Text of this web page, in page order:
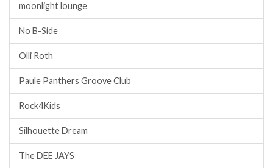
moonlight lounge
No B-Side
Olli Roth
Paule Panthers Groove Club
Rock4Kids
Silhouette Dream
The DEE JAYS